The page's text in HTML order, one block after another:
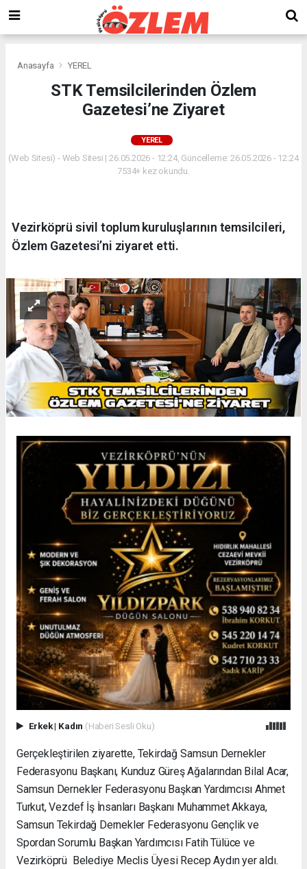
Anasayfa YEREL
STK Temsilcilerinden Özlem
Gazetesi’ne Ziyaret
YEREL
(Web Sitesi) - Web Sitesi | 26.05.2026 - 12:24, Güncelleme: 26.05.2026 - 12:24
7534+ kez okundu.
Vezirköprü sivil toplum kuruluşlarının temsilcileri,
Özlem Gazetesi’ni ziyaret etti.
Erkek| Kadın (Haberi Sesli Oku)
Gerçekleştirilen ziyarette, Tekirdağ Samsun Dernekler
Federasyonu Başkanı, Kunduz Güreş Ağalarından Bilal Acar,
Samsun Dernekler Federasyonu Başkan Yardımcısı Ahmet
Turkut, Vezdef İş İnsanları Başkanı Muhammet Akkaya,
Samsun Tekirdağ Dernekler Federasyonu Gençlik ve
Spordan Sorumlu Başkan Yardımcısı Fatih Tülüce ve
Vezirköprü Belediye Meclis Üyesi Recep Aydın yer aldı.